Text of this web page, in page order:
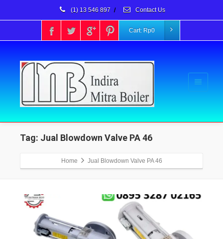
(1) 13 546 897 / Contact Us
Cart: Rp0
Tag: Jual Blowdown Valve PA 46
Home Jual Blowdown Valve PA 46